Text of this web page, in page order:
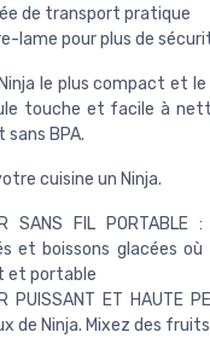
de transport pratique
lame pour plus de
le plus compact et
touche et facile à
sans BPA.
cuisine un Ninja.
SANS FIL
et boissons glacées
et portable
PUISSANT ET
de Ninja. Mixez des